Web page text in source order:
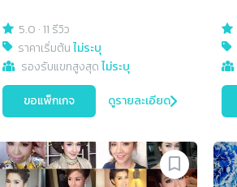
5.0 ·11 รีวิว
ราคาเริ่มต้นไม่ระบุ
รองรับแขกสูงสุดไม่ระบุ
ขอแพ็กเกจ ดูรายละเอียด